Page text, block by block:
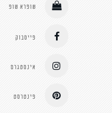
שופרא שופ
פייסבוק
אינסטגרם
פינטרסט